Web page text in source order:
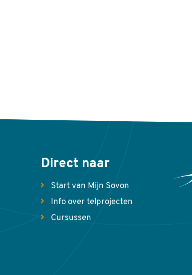
Direct naar
Start van Mijn Sovon
Info over telprojecten
Cursussen